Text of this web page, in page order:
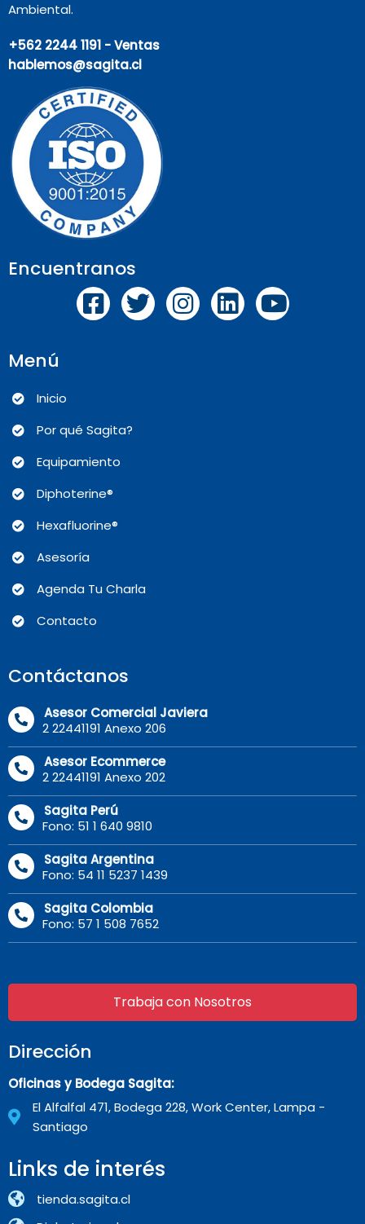
Ambiental.
+562 2244 1191 - Ventas
hablemos@sagita.cl
Encuentranos
Menú
Inicio
Por qué Sagita?
Equipamiento
Diphoterine®
Hexafluorine®
Asesoría
Agenda Tu Charla
Contacto
Contáctanos
Asesor Comercial Javiera
2 22441191 Anexo 206
Asesor Ecommerce
2 22441191 Anexo 202
Sagita Perú
Fono: 51 1 640 9810
Sagita Argentina
Fono: 54 11 5237 1439
Sagita Colombia
Fono: 57 1 508 7652
Trabaja con Nosotros
Dirección
Oficinas y Bodega Sagita:
El Alfalfal 471, Bodega 228, Work Center, Lampa -
Santiago
Links de interés
tienda.sagita.cl